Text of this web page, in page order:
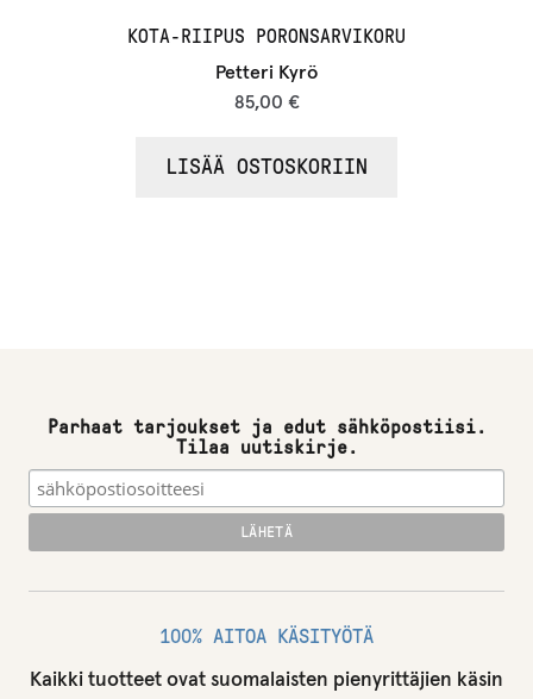
KOTA-RIIPUS PORONSARVIKORU
Petteri Kyrö
85,00 €
LISÄÄ OSTOSKORIIN
Parhaat tarjoukset ja edut sähköpostiisi.
Tilaa uutiskirje.
100% AITOA KÄSITYÖTÄ
Kaikki tuotteet ovat suomalaisten pienyrittäjien käsin